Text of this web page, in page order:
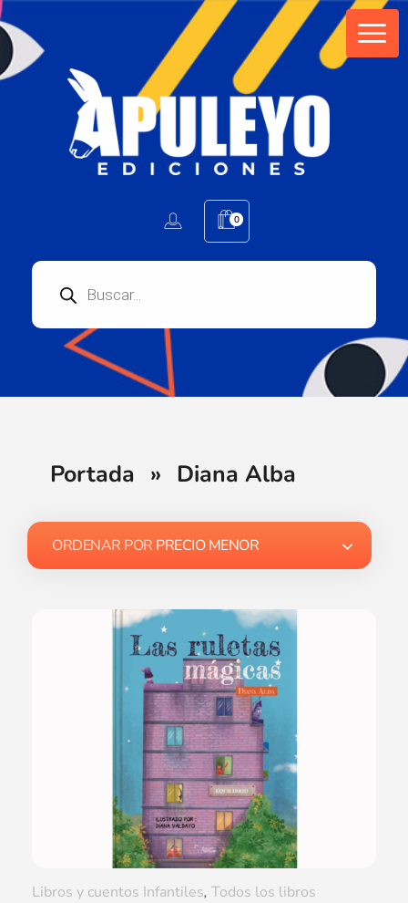
0
Portada » Diana Alba
ORDENAR POR PRECIO MENOR
Libros y cuentos Infantiles, Todos los libros